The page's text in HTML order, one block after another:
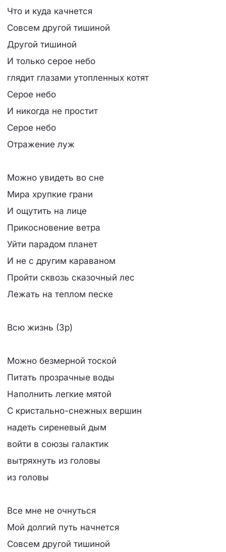
Что и куда качнется
Совсем другой тишиной
Другой тишиной
И только серое небо
глядит глазами утопленных котят
Серое небо
И никогда не простит
Серое небо
Отражение луж
Можно увидеть во сне
Мира хрупкие грани
И ощутить на лице
Прикосновение ветра
Уйти парадом планет
И не с другим караваном
Пройти сквозь сказочный лес
Лежать на теплом песке
Всю жизнь (3р)
Можно безмерной тоской
Питать прозрачные воды
Наполнить легкие мятой
С кристально-снежных вершин
надеть сиреневый дым
войти в союзы галактик
вытряхнуть из головы
из головы
Все мне не очнуться
Мой долгий путь начнется
Совсем другой тишиной